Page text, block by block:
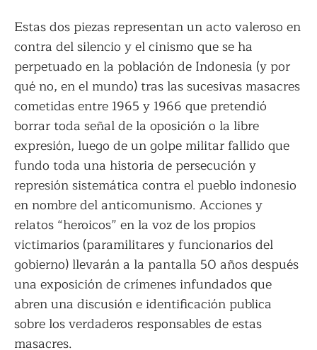
Estas dos piezas representan un acto valeroso en
contra del silencio y el cinismo que se ha
perpetuado en la población de Indonesia (y por
qué no, en el mundo) tras las sucesivas masacres
cometidas entre 1965 y 1966 que pretendió
borrar toda señal de la oposición o la libre
expresión, luego de un golpe militar fallido que
fundo toda una historia de persecución y
represión sistemática contra el pueblo indonesio
en nombre del anticomunismo. Acciones y
relatos “heroicos” en la voz de los propios
victimarios (paramilitares y funcionarios del
gobierno) llevarán a la pantalla 50 años después
una exposición de crímenes infundados que
abren una discusión e identificación publica
sobre los verdaderos responsables de estas
masacres.